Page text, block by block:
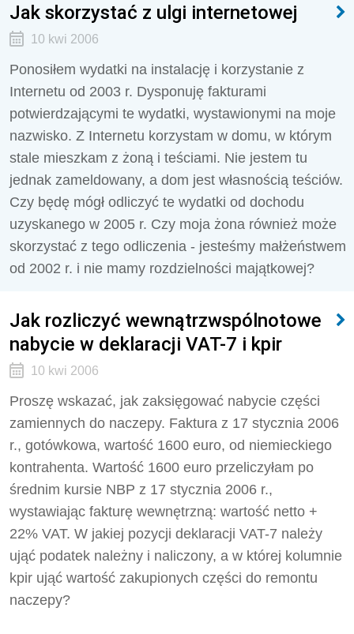
Jak skorzystać z ulgi internetowej
10 kwi 2006
Ponosiłem wydatki na instalację i korzystanie z
Internetu od 2003 r. Dysponuję fakturami
potwierdzającymi te wydatki, wystawionymi na moje
nazwisko. Z Internetu korzystam w domu, w którym
stale mieszkam z żoną i teściami. Nie jestem tu
jednak zameldowany, a dom jest własnością teściów.
Czy będę mógł odliczyć te wydatki od dochodu
uzyskanego w 2005 r. Czy moja żona również może
skorzystać z tego odliczenia - jesteśmy małżeństwem
od 2002 r. i nie mamy rozdzielności majątkowej?
Jak rozliczyć wewnątrzwspólnotowe
nabycie w deklaracji VAT-7 i kpir
10 kwi 2006
Proszę wskazać, jak zaksięgować nabycie części
zamiennych do naczepy. Faktura z 17 stycznia 2006
r., gotówkowa, wartość 1600 euro, od niemieckiego
kontrahenta. Wartość 1600 euro przeliczyłam po
średnim kursie NBP z 17 stycznia 2006 r.,
wystawiając fakturę wewnętrzną: wartość netto +
22% VAT. W jakiej pozycji deklaracji VAT-7 należy
ująć podatek należny i naliczony, a w której kolumnie
kpir ująć wartość zakupionych części do remontu
naczepy?